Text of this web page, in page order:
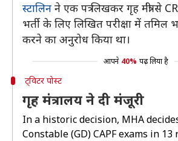
स्टालिन ने एक पत्र लिखकर गृह मंत्री से
भर्ती के लिए लिखित परीक्षा में तमिल
करने का अनुरोध किया था।
आपने 40% पढ़ लिया है
ट्विटर पोस्ट
गृह मंत्रालय ने दी मंजूरी
In a historic decision, MHA
Constable (GD) CAPF exams in 13